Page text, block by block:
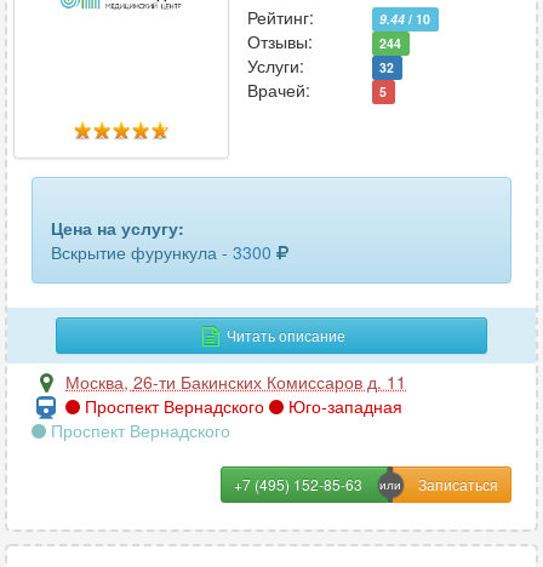
Рейтинг:
9.44 / 10
Отзывы: 244
Услуги: 32
Врачей: 5
Цена на услугу:
Вскрытие фурункула - 3300
Читать описание
Москва, 26-ти Бакинских Комиссаров д. 11
Проспект Вернадского
Юго-западная
Проспект Вернадского
+7 (495) 152-85-63